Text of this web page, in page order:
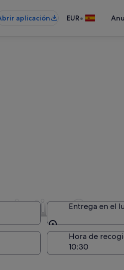
aplicación EUR•
tipo Entrega en el
Entrega en el
Hora de